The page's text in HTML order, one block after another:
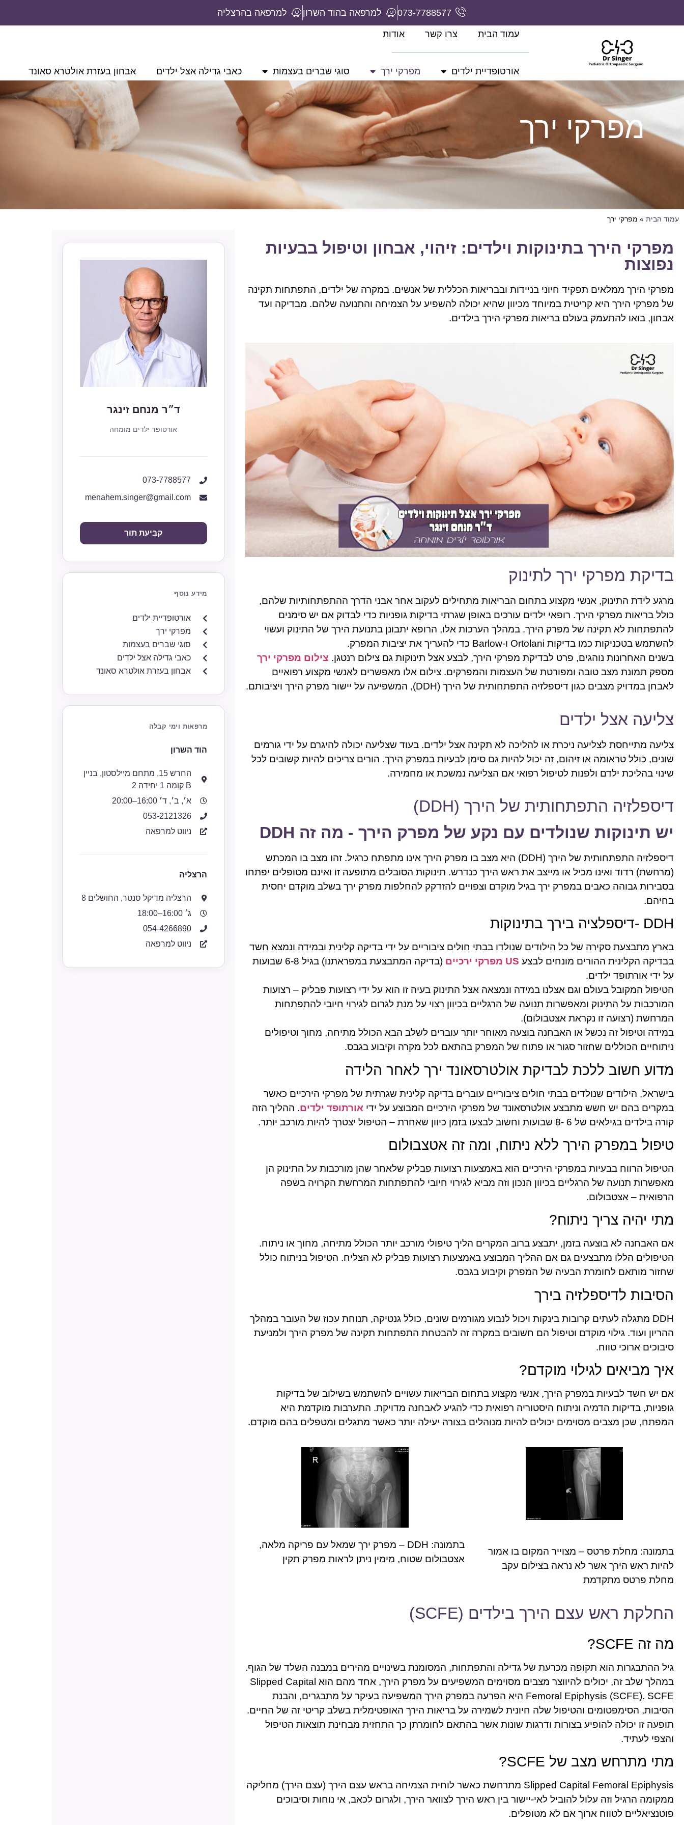
073-7788577 למרפאה בהוד השרון למרפאה בהרצליה
עמוד הבית צרו קשר אודות
אורטופדיית ילדים מפרקי ירך סוגי שברים בעצמות כאבי גדילה אצל ילדים אבחון בעזרת אולטרא סאונד
מפרקי ירך
עמוד הבית » מפרקי ירך
מפרקי הירך בתינוקות וילדים: זיהוי, אבחון וטיפול בבעיות
נפוצות
מפרקי הירך ממלאים תפקיד חיוני בניידות ובבריאות הכללית של אנשים. במקרה של ילדים, התפתחות תקינה
של מפרקי הירך היא קריטית במיוחד מכיוון שהיא יכולה להשפיע על הצמיחה והתנועה שלהם. מבדיקה ועד
אבחון, בואו להתעמק בעולם בריאות מפרקי הירך בילדים.
בדיקת מפרקי ירך לתינוק
מרגע לידת התינוק, אנשי מקצוע בתחום הבריאות מתחילים לעקוב אחר אבני הדרך ההתפתחותיות שלהם,
כולל בריאות מפרקי הירך. רופאי ילדים עורכים באופן שגרתי בדיקות גופניות כדי לבדוק אם יש סימנים
להתפתחות לא תקינה של מפרק הירך. במהלך הערכות אלו, הרופא יתבונן בתנועת הירך של התינוק ועשוי
להשתמש בטכניקות כמו בדיקות Ortolani ו-Barlow כדי להעריך את יציבות המפרק.
בשנים האחרונות נוהגים, פרט לבדיקת מפרקי הירך, לבצע אצל תינוקות גם צילום רנטגן. צילום מפרקי ירך
מספק תמונת מצב טובה ומפורטת של העצמות והמפרקים. צילום אלו מאפשרים לאנשי מקצוע רפואיים
לאבחן במדויק מצבים כגון דיספלזיה התפתחותית של הירך (DDH), המשפיעה על יישור מפרק הירך ויציבותם.
צליעה אצל ילדים
צליעה מתייחסת לצליעה ניכרת או להליכה לא תקינה אצל ילדים. בעוד שצליעה יכולה להיגרם על ידי גורמים
שונים, כולל טראומה או זיהום, זה יכול להיות גם סימן לבעיות במפרק הירך. הורים צריכים להיות קשובים לכל
שינוי בהליכת ילדם ולפנות לטיפול רפואי אם הצליעה נמשכת או מחמירה.
דיספלזיה התפתחותית של הירך (DDH)
יש תינוקות שנולדים עם נקע של מפרק הירך - מה זה DDH
דיספלזיה התפתחותית של הירך (DDH) היא מצב בו מפרק הירך אינו מתפתח כרגיל. זהו מצב בו המכתש
(מרחשת) רדוד ואינו מכיל או מייצב את ראש הירך כנדרש. תינוקות הסובלים מתופעה זו ואינם מטופלים יפתחו
בסבירות גבוהה כאבים במפרק ירך בגיל מוקדם וצפויים להזדקק להחלפות מפרק ירך בשלב מוקדם יחסית
בחיהם.
DDH -דיספלציה בירך בתינוקות
בארץ מתבצעת סקירה של כל הילודים שנולדו בבתי חולים ציבוריים על ידי בדיקה קלינית ובמידה ונמצא חשד
בבדיקה הקלינית ההורים מונחים לבצע US מפרקי ירכיים
(בדיקה המתבצעת במפראתנו) בגיל 6-8 שבועות
על ידי אורתופד ילדים.
הטיפול המקובל בעולם וגם אצלנו במידה ונמצאה אצל התינוק בעיה זו הוא על ידי רצועות פבליק – רצועות
המורכבות על התינוק ומאפשרות תנועה של הרגליים בכיוון רצוי על מנת לגרום לגירוי חיובי להתפתחות
המרחשת (רצועה זו נקראת אצטבולום).
במידה וטיפול זה נכשל או האבחנה בוצעה מאוחר יותר עוברים לשלב הבא הכולל מתיחה, מחוך וטיפולים
ניתוחיים הכוללים שחזור סגור או פתוח של המפרק בהתאם לכל מקרה וקיבוע בגבס.
מדוע חשוב ללכת לבדיקת אולטרסאונד ירך לאחר הלידה
בישראל, הילודים שנולדים בבתי חולים ציבוריים עוברים בדיקה קלינית שגרתית של מפרקי הירכיים כאשר
במקרים בהם יש חשש מתבצע אולטרסאונד של מפרקי הירכיים המבוצע על ידי אורתופד ילדים. ההליך הזה
קורה בילדים בגילאים של 6 -8 שבועות וחשוב לבצעו בזמן כיוון שאחרת – הטיפול יצטרך להיות מורכב יותר.
טיפול במפרק הירך ללא ניתוח, ומה זה אטצבולום
הטיפול הרווח בבעיות במפרקי הירכיים הוא באמצעות רצועות פבליק שלאחר שהן מורכבות על התינוק הן
מאפשרות תנועה של הרגליים בכיוון הנכון וזה מביא לגירוי חיובי להתפתחות המרחשת הקרויה בשפה
הרפואית – אצטבולום.
מתי יהיה צריך ניתוח?
אם האבחנה לא בוצעה בזמן, יתבצע ברוב המקרים הליך טיפולי מורכב יותר הכולל מתיחה, מחוך או ניתוח.
הטיפולים הללו מתבצעים גם אם ההליך המבוצע באמצעות רצועות פבליק לא הצליח. הטיפול בניתוח כולל
שחזור מותאם לחומרת הבעיה של המפרק וקיבוע בגבס.
הסיבות לדיספלזיה בירך
DDH מתגלה לעתים קרובות בינקות ויכול לנבוע מגורמים שונים, כולל גנטיקה, תנוחת עכוז של העובר במהלך
ההריון ועוד. גילוי מוקדם וטיפול הם חשובים במקרה זה להבטחת התפתחות תקינה של מפרק הירך ולמניעת
סיבוכים ארוכי טווח.
איך מביאים לגילוי מוקדם?
אם יש חשד לבעיות במפרק הירך, אנשי מקצוע בתחום הבריאות עשויים להשתמש בשילוב של בדיקות
גופניות, בדיקות הדמיה וניתוח היסטוריה רפואית כדי להגיע לאבחנה מדויקת. התערבות מוקדמת היא
המפתח, שכן מצבים מסוימים יכולים להיות מנוהלים בצורה יעילה יותר כאשר מתגלים ומטפלים בהם מוקדם.
בתמונה: מחלת פרטס – מצוייר המקום בו אמור
להיות ראש הירך אשר לא נראה בצילום עקב
מחלת פרטס מתקדמת
בתמונה: DDH – מפרק ירך שמאל עם פריקה מלאה,
אצטבולום שטוח, מימין ניתן לראות מפרק תקין
החלקת ראש עצם הירך בילדים (SCFE)
מה זה SCFE?
גיל ההתבגרות הוא תקופה מכרעת של גדילה והתפתחות, המסומנת בשינויים מהירים במבנה השלד של הגוף.
במהלך שלב זה, יכולים להיווצר מצבים מסוימים המשפיעים על מפרק הירך, אחד מהם הוא Slipped Capital
Femoral Epiphysis (SCFE). SCFE היא הפרעה במפרק הירך המשפיעה בעיקר על מתבגרים, והבנת
הסיבות, הסימפטומים והטיפול שלה חיונית לשמירה על בריאות הירך האופטימלית בשלב קריטי זה של החיים.
תופעה זו יכולה להופיע בצורות ודרגות שונות אשר בהתאם לחומרתן כך התחזית מבחינת תוצאות הטיפול
והצפי לעתיד.
מתי מתרחש מצב של SCFE?
Slipped Capital Femoral Epiphysis מתרחשת כאשר לוחית הצמיחה בראש עצם הירך (עצם הירך) מחליקה
ממקומה הרגיל וזה עלול להוביל לאי-יישור בין ראש הירך לצוואר הירך, ולגרום לכאב, אי נוחות וסיבוכים
פוטנציאליים לטווח ארוך אם לא מטופלים.
ד״ר מנחם זינגר
אורטופד ילדים מומחה
073-7788577
menahem.singer@gmail.com
קביעת תור
מידע נוסף
אורטופדיית ילדים
מפרקי ירך
סוגי שברים בעצמות
כאבי גדילה אצל ילדים
אבחון בעזרת אולטרא סאונד
מרפאות וימי קבלה
הוד השרון
החרש 15, מתחם מיילסטון, בניין
B קומה 1 יחידה 2
א׳, ב׳, ד׳ 16:00–20:00
053-2121326
ניווט למרפאה
הרצליה
הרצליה מדיקל סנטר, החושלים 8
ג׳ 16:00–18:00
054-4266890
ניווט למרפאה